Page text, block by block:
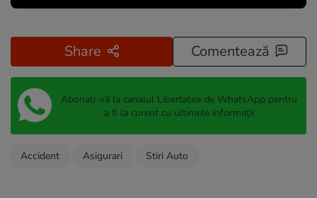
Share Comentează
Abonați-vă la canalul Libertatea de WhatsApp pentru
a fi la curent cu ultimele informații
Accident Asigurari Stiri Auto